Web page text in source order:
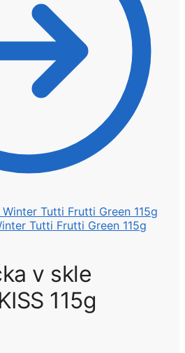
Tutti Frutti Green 115g
v skle
115g